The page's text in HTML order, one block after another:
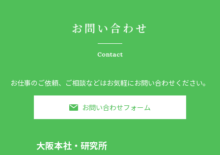
お問い合わせ
Contact
お仕事のご依頼、ご相談などはお気軽にお問い合わせください。
お問い合わせフォーム
大阪本社・研究所